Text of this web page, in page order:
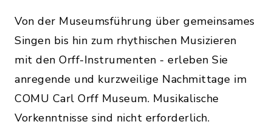
Von der Museumsführung über gemeinsames
Singen bis hin zum rhythischen Musizieren
mit den Orff-Instrumenten - erleben Sie
anregende und kurzweilige Nachmittage im
COMU Carl Orff Museum. Musikalische
Vorkenntnisse sind nicht erforderlich.